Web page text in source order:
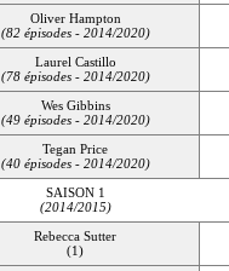
Oliver Hampton
(82 épisodes - 2014/2020)
Laurel Castillo
(78 épisodes - 2014/2020)
Wes Gibbins
(49 épisodes - 2014/2020)
Tegan Price
(40 épisodes - 2014/2020)
SAISON 1
(2014/2015)
Rebecca Sutter
(1)